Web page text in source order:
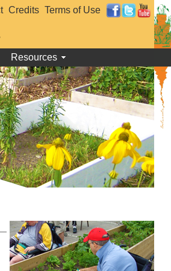
Credits Terms of Use
Resources